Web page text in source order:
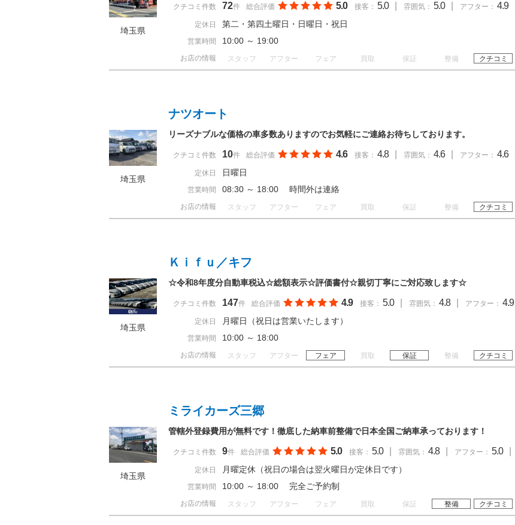
埼玉県
クチコミ件数 72件 総合評価 5.0 接客： 5.0 雰囲気： 5.0 アフター： 4.9
定休日 第二・第四土曜日・日曜日・祝日
営業時間 10:00 ～ 19:00
お店の情報 スタッフ アフター フェア 買取 保証 整備 クチコミ
埼玉県
ナツオート
リーズナブルな価格の車多数ありますのでお気軽にご連絡お待ちしております。
クチコミ件数 10件 総合評価 4.6 接客： 4.8 雰囲気： 4.6 アフター： 4.6
定休日 日曜日
営業時間 08:30 ～ 18:00 時間外は連絡
お店の情報 スタッフ アフター フェア 買取 保証 整備 クチコミ
埼玉県
Ｋｉｆｕ／キフ
☆令和8年度分自動車税込☆総額表示☆評価書付☆親切丁寧にご対応致します☆
クチコミ件数 147件 総合評価 4.9 接客： 5.0 雰囲気： 4.8 アフター： 4.9
定休日 月曜日（祝日は営業いたします）
営業時間 10:00 ～ 18:00
お店の情報 スタッフ アフター フェア 買取 保証 整備 クチコミ
埼玉県
ミライカーズ三郷
管轄外登録費用が無料です！徹底した納車前整備で日本全国ご納車承っております！
クチコミ件数 9件 総合評価 5.0 接客： 5.0 雰囲気： 4.8 アフター： 5.0
定休日 月曜定休（祝日の場合は翌火曜日が定休日です）
営業時間 10:00 ～ 18:00 完全ご予約制
お店の情報 スタッフ アフター フェア 買取 保証 整備 クチコミ